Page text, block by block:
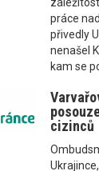
práce
přivedly
nenašel
kam se
cizinců